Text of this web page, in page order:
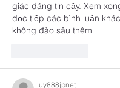
giác đáng tin cậy. Xem
đọc tiếp các bình luận
không đào sâu thêm
uy888jpnet